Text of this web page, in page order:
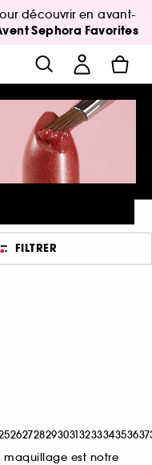
découvrir en avant-
Sephora Favorites
FILTRER
262728293031323334353637
maquillage est notre